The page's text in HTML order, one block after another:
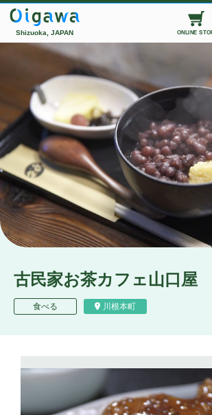
Shizuoka, JAPAN ONLINE
古民家お茶カフェ山口屋
食べる 川根本町